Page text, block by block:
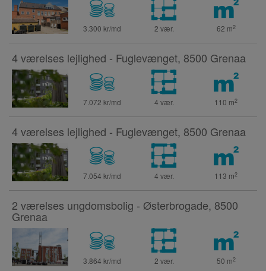
3.300 kr/md 2 vær. 62 m2
4 værelses lejlighed - Fuglevænget, 8500 Grenaa
7.072 kr/md 4 vær. 110 m2
4 værelses lejlighed - Fuglevænget, 8500 Grenaa
7.054 kr/md 4 vær. 113 m2
2 værelses ungdomsbolig - Østerbrogade, 8500
Grenaa
3.864 kr/md 2 vær. 50 m2